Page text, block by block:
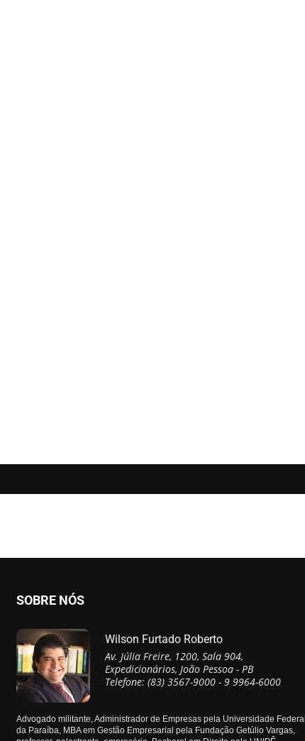
SOBRE NÓS
Wilson Furtado Roberto
Av. Júlia Freire, 1200, Sala 904,
Expedicionários, João Pessoa - PB
Telefone: (83) 3567-9000 - 9 9964-6000
Advogado militante, Administrador de Empresas pela Universidade Federal
da Paraíba, MBA em Gestão Empresarial pela Fundação Getúlio Vargas,